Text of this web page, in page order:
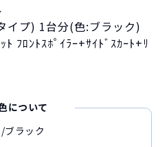
イプ) 1台分(色:ブラック)
ﾌﾛﾝﾄｽﾎﾟｲﾗｰ+ｻｲﾄﾞｽｶｰﾄ+ﾘ
について
ブラック